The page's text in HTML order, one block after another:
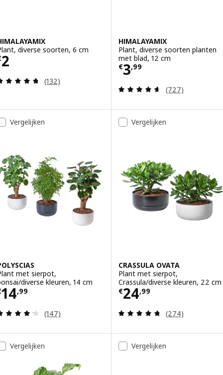
diverse soorten, 6 cm
2 € 2
Beoordeling: 4.7 van 5 sterren. Totaal
(132)
HIMALAYAMIX
Plant, diverse soorten planten
met blad, 12 cm
€3,99
Prijs € 3,99
Beoordeling:
(727)
Vergelijken
met sierpot,
diverse kleuren, 14 cm
14,99€ 14,99
Beoordeling: 4.2 van 5 sterren. Totaal
(147)
Vergelijken
CRASSULA OVATA
Plant met sierpot,
Crassula/diverse kleuren, 22 cm
€24,99
Prijs € 24,99
Beoordeling:
(274)
Vergelijken Vergelijken